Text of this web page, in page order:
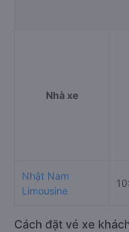
Nhà xe
Nhật Nam
Limousine
Cách đặt vé xe